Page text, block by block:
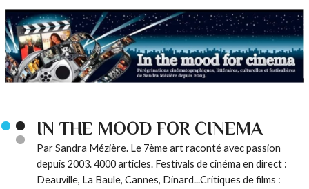
IN THE MOOD FOR CINEMA
Par Sandra Mézière. Le 7ème art raconté avec passion
depuis 2003. 4000 articles. Festivals de cinéma en direct :
Deauville, La Baule, Cannes, Dinard...Critiques de films :